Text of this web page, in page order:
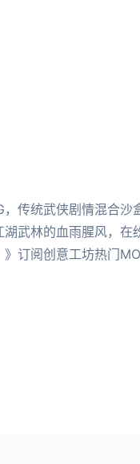
，传统武侠剧情混合沙
武林的血雨腥风，在
订阅创意工坊热门